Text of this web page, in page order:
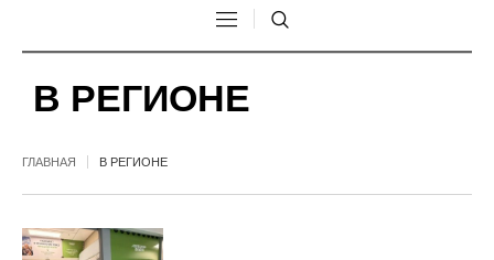
В РЕГИОНЕ
ГЛАВНАЯ В РЕГИОНЕ